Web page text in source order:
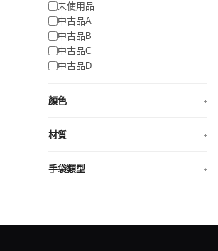
未使用品
中古品A
中古品B
中古品C
中古品D
顏色 +
材質 +
手袋類型 +